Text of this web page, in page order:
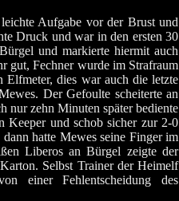
Aufgabe vor der Brust und
Druck und war in den ersten 30
und markierte hiermit auch
gut, Fechner wurde im Strafraum
Elfmeter, dies war auch die letzte
Der Gefoulte scheiterte an
nur zehn Minuten später bediente
Keeper und schob sicher zur 2-0
hatte Mewes seine Finger im
Liberos an Bürgel zeigte der
Selbst Trainer der Heimelf
einer Fehlentscheidung des